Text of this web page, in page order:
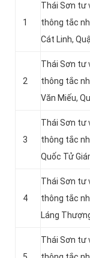
1
Thái Sơn tư
thông tắc
Cát Linh,
2
Thái Sơn tư
thông tắc
Văn Miếu,
3
Thái Sơn tư
thông tắc
Quốc Tử
4
Thái Sơn tư
thông tắc
Láng
Thái Sơn tư